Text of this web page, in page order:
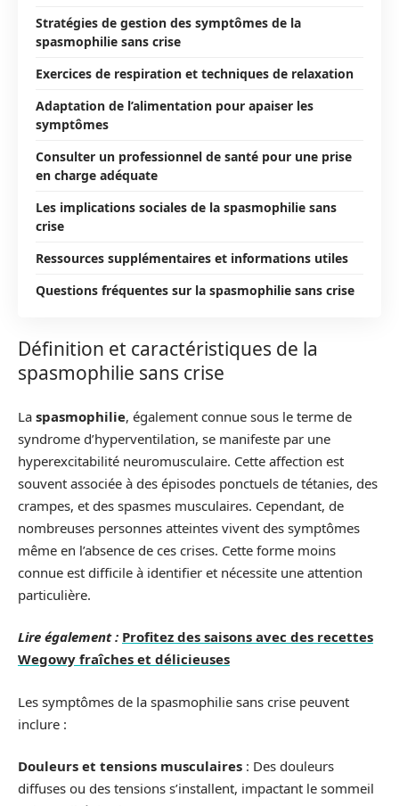
Stratégies de gestion des symptômes de la
spasmophilie sans crise
Exercices de respiration et techniques de relaxation
Adaptation de l’alimentation pour apaiser les
symptômes
Consulter un professionnel de santé pour une prise
en charge adéquate
Les implications sociales de la spasmophilie sans
crise
Ressources supplémentaires et informations utiles
Questions fréquentes sur la spasmophilie sans crise
Définition et caractéristiques de la
spasmophilie sans crise
La spasmophilie, également connue sous le terme de
syndrome d’hyperventilation, se manifeste par une
hyperexcitabilité neuromusculaire. Cette affection est
souvent associée à des épisodes ponctuels de tétanies, des
crampes, et des spasmes musculaires. Cependant, de
nombreuses personnes atteintes vivent des symptômes
même en l’absence de ces crises. Cette forme moins
connue est difficile à identifier et nécessite une attention
particulière.
Lire également : Profitez des saisons avec des recettes
Wegowy fraîches et délicieuses
Les symptômes de la spasmophilie sans crise peuvent
inclure :
Douleurs et tensions musculaires : Des douleurs
diffuses ou des tensions s’installent, impactant le sommeil